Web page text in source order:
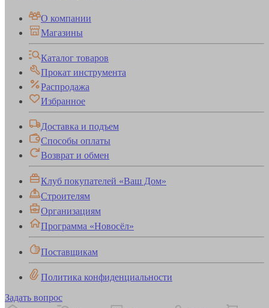
О компании
Магазины
Каталог товаров
Прокат инструмента
Распродажа
Избранное
Доставка и подъем
Способы оплаты
Возврат и обмен
Клуб покупателей «Ваш Дом»
Строителям
Организациям
Программа «Новосёл»
Поставщикам
Политика конфиденциальности
Задать вопрос